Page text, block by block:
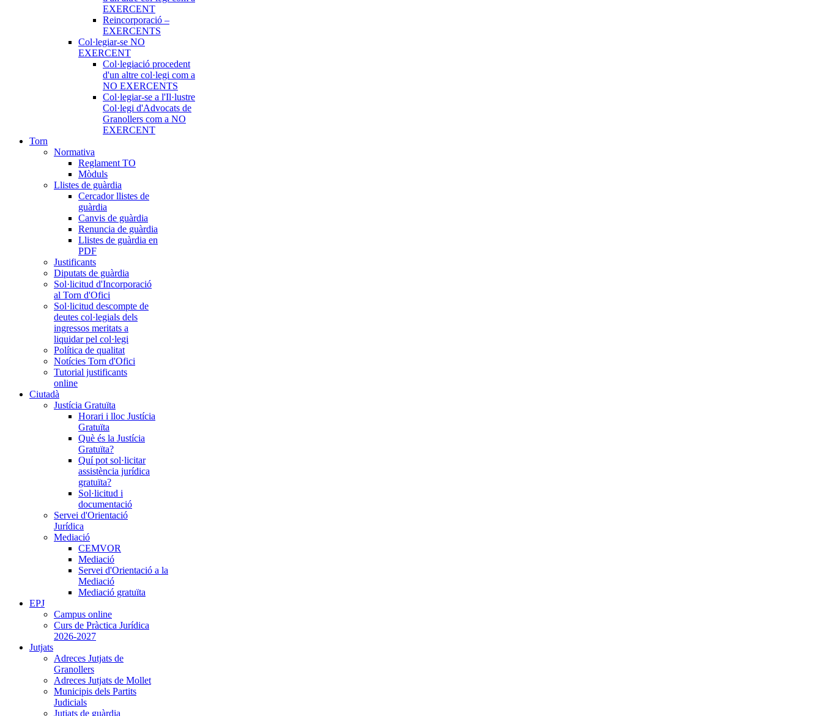
EXERCENT
Reincorporació –
EXERCENTS
Col·legiar-se NO
EXERCENT
Col·legiació procedent
d'un altre col·legi com a
NO EXERCENTS
Col·legiar-se a l'Il·lustre
Col·legi d'Advocats de
Granollers com a NO
EXERCENT
Torn
Normativa
Reglament TO
Mòduls
Llistes de guàrdia
Cercador llistes de
guàrdia
Canvis de guàrdia
Renuncia de guàrdia
Llistes de guàrdia en
PDF
Justificants
Diputats de guàrdia
Sol·licitud d'Incorporació
al Torn d'Ofici
Sol·licitud descompte de
deutes col·legials dels
ingressos meritats a
liquidar pel col·legi
Política de qualitat
Notícies Torn d'Ofici
Tutorial justificants
online
Ciutadà
Justícia Gratuïta
Horari i lloc Justícia
Gratuïta
Què és la Justícia
Gratuïta?
Quí pot sol·licitar
assistència jurídica
gratuïta?
Sol·licitud i
documentació
Servei d'Orientació
Jurídica
Mediació
CEMVOR
Mediació
Servei d'Orientació a la
Mediació
Mediació gratuïta
EPJ
Campus online
Curs de Pràctica Jurídica
2026-2027
Jutjats
Adreces Jutjats de
Granollers
Adreces Jutjats de Mollet
Municipis dels Partits
Judicials
Jutjats de guàrdia